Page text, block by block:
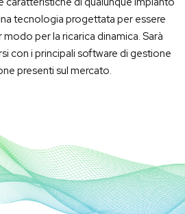
tecnologia progettata per essere
per la ricarica dinamica. Sarà
con i principali software di gestione
presenti sul mercato.